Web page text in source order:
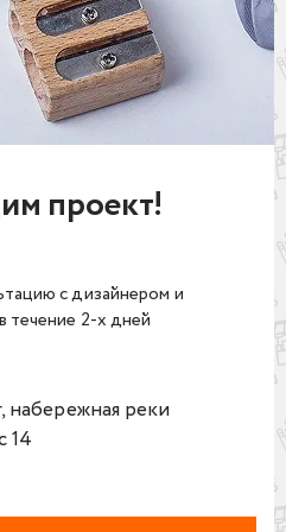
комплект
on
fit"
и
проект!
с дизайнером и
течение 2-х дней
набережная реки
14